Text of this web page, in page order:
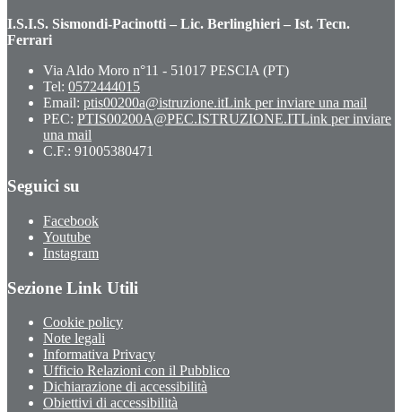
I.S.I.S. Sismondi-Pacinotti – Lic. Berlinghieri – Ist. Tecn.
Ferrari
Via Aldo Moro n°11 - 51017 PESCIA (PT)
Tel: 0572444015
Email: ptis00200a@istruzione.itLink per inviare una mail
PEC: PTIS00200A@PEC.ISTRUZIONE.ITLink per inviare
una mail
C.F.: 91005380471
Seguici su
Facebook
Youtube
Instagram
Sezione Link Utili
Cookie policy
Note legali
Informativa Privacy
Ufficio Relazioni con il Pubblico
Dichiarazione di accessibilità
Obiettivi di accessibilità